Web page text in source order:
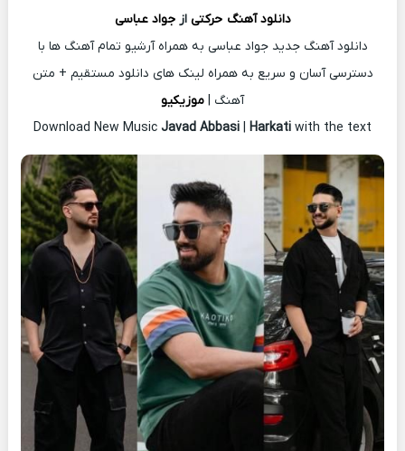
دانلود آهنگ حرکتی ازجواد عباسی
دانلود آهنگ جدید جواد عباسی به همراه آرشیو تمام آهنگ ها با
دسترسی آسان و سریع به همراه لینک های دانلود مستقیم + متن
آهنگ | موزیکیو
Download New Music Javad Abbasi | Harkati with the text